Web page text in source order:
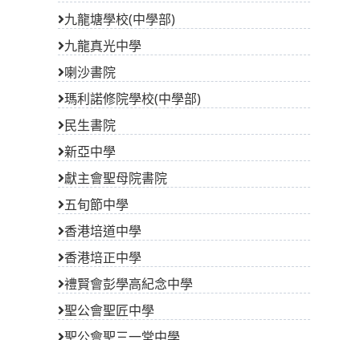
九龍真光中學
喇沙書院
瑪利諾修院學校(中學部)
民生書院
新亞中學
獻主會聖母院書院
五旬節中學
香港培道中學
香港培正中學
禮賢會彭學高紀念中學
聖公會聖匠中學
聖公會聖三一堂中學
聖公會蔡功譜中學